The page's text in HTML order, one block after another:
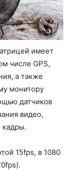
имеет
числе GPS,
а также
монитору
датчиков
видео,
кадры.
15fps, в 1080